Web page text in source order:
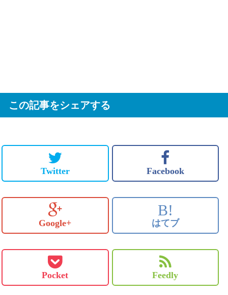
この記事をシェアする
Twitter Facebook
Google+
B!
はてブ
Pocket Feedly